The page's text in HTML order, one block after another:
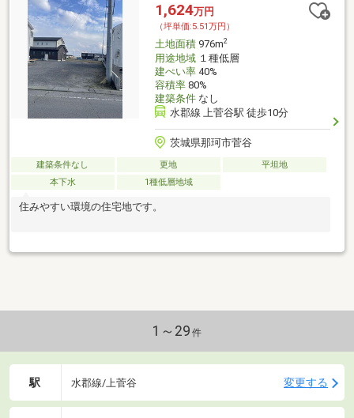
1,624万円
（坪単価:5.51万円）
土地面積976m2
用途地域１種低層
建ぺい率40%
容積率80%
建築条件なし
水郡線 上菅谷駅 徒歩10分
茨城県那珂市菅谷
建築条件なし 更地
平坦地
本下水
1種低層地域
住みやすい環境の住宅地です。
1～29 件
駅 水郡線/上菅谷 変更する